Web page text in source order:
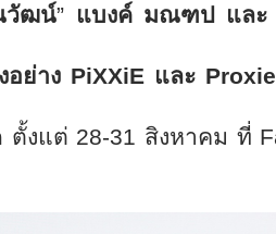
วัฒน์” แบงค์ มณฑป และ
อย่าง PiXXiE และ Proxie
ตั้งแต่ 28-31 สิงหาคม ที่